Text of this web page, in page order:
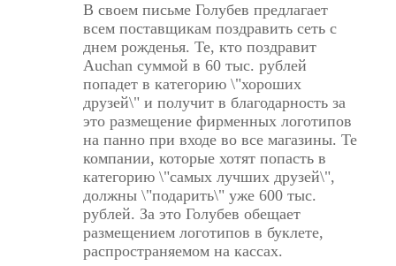
В своем письме Голубев предлагает
всем поставщикам поздравить сеть с
днем рожденья. Те, кто поздравит
Auchan суммой в 60 тыс. рублей
попадет в категорию \"хороших
друзей\" и получит в благодарность за
это размещение фирменных логотипов
на панно при входе во все магазины. Те
компании, которые хотят попасть в
категорию \"самых лучших друзей\",
должны \"подарить\" уже 600 тыс.
рублей. За это Голубев обещает
размещением логотипов в буклете,
распространяемом на кассах.